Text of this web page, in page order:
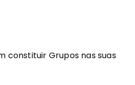
constituir Grupos nas suas